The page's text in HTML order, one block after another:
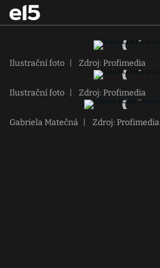
Ilustrační foto Zdroj: Profimedia
Ilustrační foto Zdroj: Profimedia
Gabriela Matečná Zdroj: Profimedia